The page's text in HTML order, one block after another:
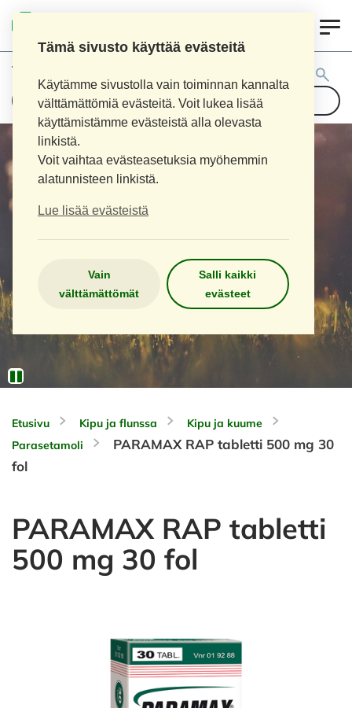
Tämä sivusto käyttää evästeitä
Käytämme sivustolla vain toiminnan kannalta
välttämättömiä evästeitä. Voit lukea lisää
käyttämistämme evästeistä alla olevasta
linkistä.
Voit vaihtaa evästeasetuksia myöhemmin
alatunnisteen linkistä.
Lue lisää evästeistä
Vain
välttämättömät
Salli kaikki
evästeet
Tuotehaku:
Etusivu Kipu ja flunssa
Kipu ja kuume
Parasetamoli
PARAMAX RAP tabletti 500 mg 30
fol
PARAMAX RAP tabletti
500 mg 30 fol